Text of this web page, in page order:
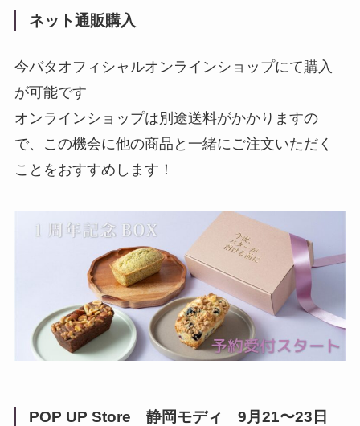
ネット通販購入
今バタオフィシャルオンラインショップにて購入
が可能です
オンラインショップは別途送料がかかりますの
で、この機会に他の商品と一緒にご注文いただく
ことをおすすめします！
POP UP Store 静岡モディ 9月21〜23日